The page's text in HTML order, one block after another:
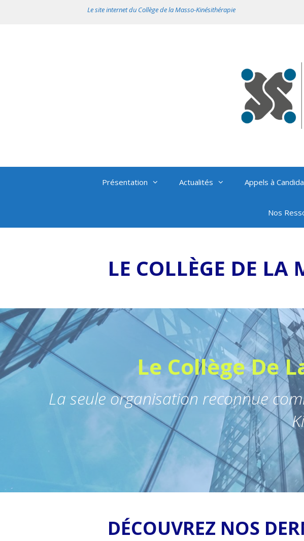
Le site internet du Collège de la Masso-Kinésithérapie
Présentation Actualités Appels à
Nos
LE COLLÈGE DE LA
Le Collège De
La seule organisation reconnue
DÉCOUVREZ NOS